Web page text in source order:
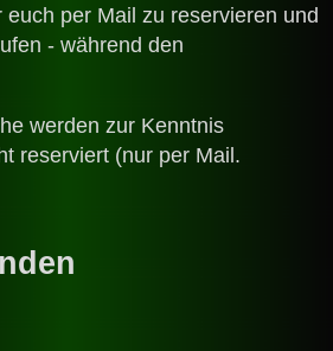
per Mail zu reservieren und
- während den
werden zur Kenntnis
reserviert (nur per Mail.